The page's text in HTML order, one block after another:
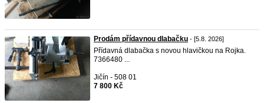
Prodám přídavnou dlabačku - [5.8. 2026]
Přídavná dlabačka s novou hlavičkou na Rojka.
7366480 ...
Jičín - 508 01
7 800 Kč